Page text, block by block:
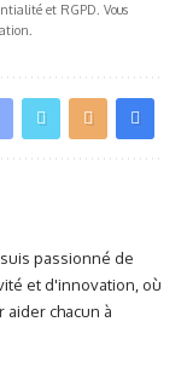
et RGPD. Vous
passionné de
et d'innovation, où
chacun à